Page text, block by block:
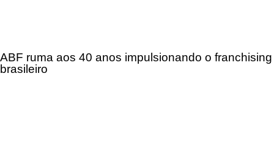
ABF ruma aos 40 anos impulsionando o franchising
brasileiro